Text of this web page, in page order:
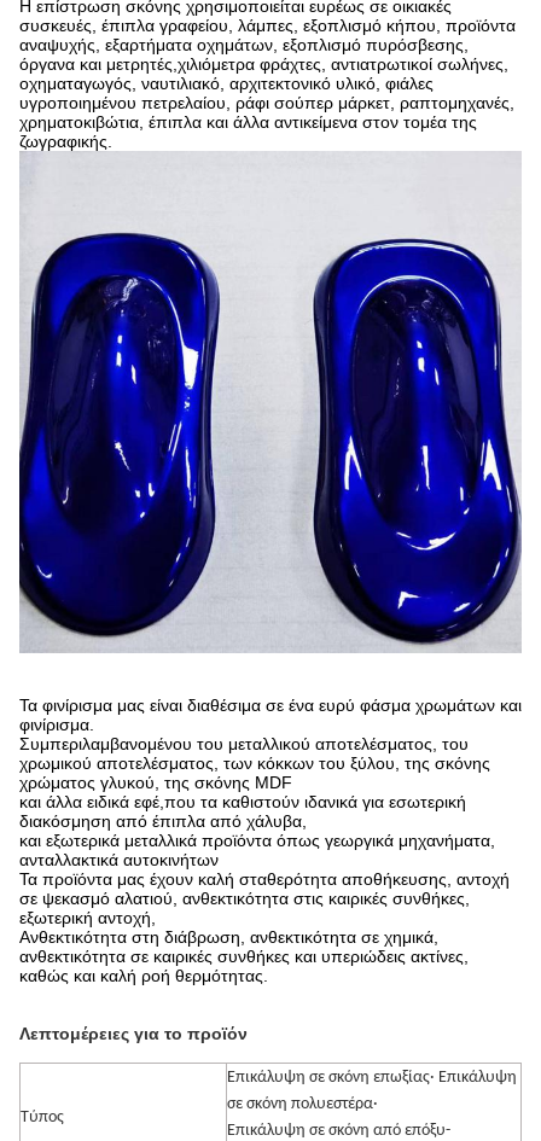
Η επίστρωση σκόνης χρησιμοποιείται ευρέως σε οικιακές
συσκευές, έπιπλα γραφείου, λάμπες, εξοπλισμό κήπου, προϊόντα
αναψυχής, εξαρτήματα οχημάτων, εξοπλισμό πυρόσβεσης,
όργανα και μετρητές,χιλιόμετρα φράχτες, αντιατρωτικοί σωλήνες,
οχηματαγωγός, ναυτιλιακό, αρχιτεκτονικό υλικό, φιάλες
υγροποιημένου πετρελαίου, ράφι σούπερ μάρκετ, ραπτομηχανές,
χρηματοκιβώτια, έπιπλα και άλλα αντικείμενα στον τομέα της
ζωγραφικής.
Τα φινίρισμα μας είναι διαθέσιμα σε ένα ευρύ φάσμα χρωμάτων και
φινίρισμα.
Συμπεριλαμβανομένου του μεταλλικού αποτελέσματος, του
χρωμικού αποτελέσματος, των κόκκων του ξύλου, της σκόνης
χρώματος γλυκού, της σκόνης MDF
και άλλα ειδικά εφέ,που τα καθιστούν ιδανικά για εσωτερική
διακόσμηση από έπιπλα από χάλυβα,
και εξωτερικά μεταλλικά προϊόντα όπως γεωργικά μηχανήματα,
ανταλλακτικά αυτοκινήτων
Τα προϊόντα μας έχουν καλή σταθερότητα αποθήκευσης, αντοχή
σε ψεκασμό αλατιού, ανθεκτικότητα στις καιρικές συνθήκες,
εξωτερική αντοχή,
Ανθεκτικότητα στη διάβρωση, ανθεκτικότητα σε χημικά,
ανθεκτικότητα σε καιρικές συνθήκες και υπεριώδεις ακτίνες,
καθώς και καλή ροή θερμότητας.
Λεπτομέρειες για το προϊόν
Τύπος
Επικάλυψη σε σκόνη επωξίας· Επικάλυψη
σε σκόνη πολυεστέρα·
Επικάλυψη σε σκόνη από επόξυ-